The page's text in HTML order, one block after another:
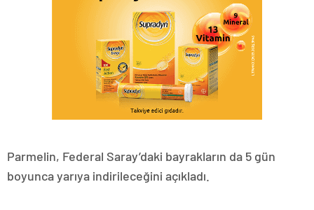
Parmelin, Federal Saray’daki bayrakların da 5 gün
boyunca yarıya indirileceğini açıkladı.